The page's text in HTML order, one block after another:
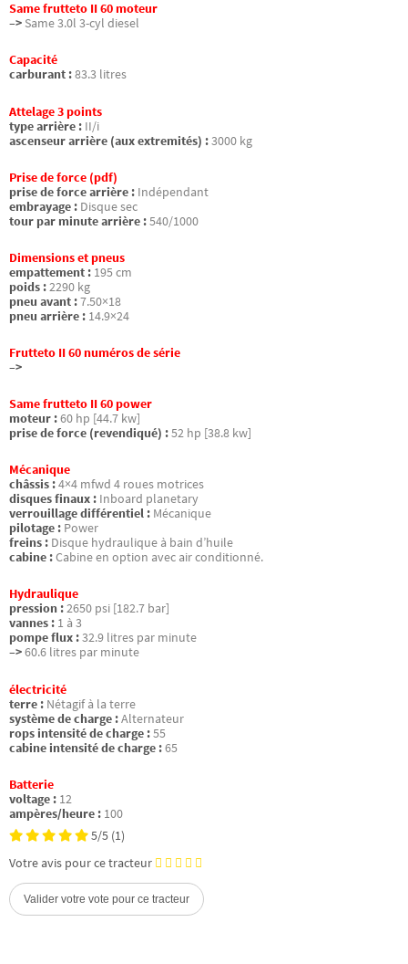
Same frutteto II 60 moteur
–> Same 3.0l 3-cyl diesel
Capacité
carburant :83.3 litres
Attelage 3 points
type arrière : II/i
ascenseur arrière (aux extremités) :3000 kg
Prise de force (pdf)
prise de force arrière : Indépendant
embrayage : Disque sec
tour par minute arrière :540/1000
Dimensions et pneus
empattement : 195 cm
poids :2290 kg
pneu avant :7.50×18
pneu arrière : 14.9×24
Frutteto II 60 numéros de série
–>
Same frutteto II 60 power
moteur :60 hp [44.7 kw]
prise de force (revendiqué) :52 hp [38.8 kw]
Mécanique
châssis :4×4 mfwd 4 roues motrices
disques finaux : Inboard planetary
verrouillage différentiel : Mécanique
pilotage : Power
freins : Disque hydraulique à bain d’huile
cabine :Cabine en option avec air conditionné.
Hydraulique
pression :2650 psi [182.7 bar]
vannes : 1 à 3
pompe flux :32.9 litres par minute
–>60.6 litres par minute
électricité
terre : Nétagif à la terre
système de charge :Alternateur
rops intensité de charge :55
cabine intensité de charge :65
Batterie
voltage : 12
ampères/heure : 100
5/5 (1)
Votre avis pour ce tracteur